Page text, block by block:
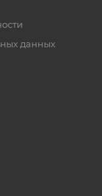
данных